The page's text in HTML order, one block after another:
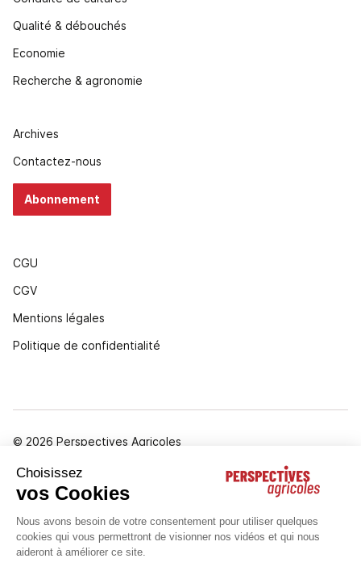
Qualité & débouchés
Economie
Recherche & agronomie
Archives
Contactez-nous
Abonnement
CGU
CGV
Mentions légales
Politique de confidentialité
© 2026 Perspectives Agricoles